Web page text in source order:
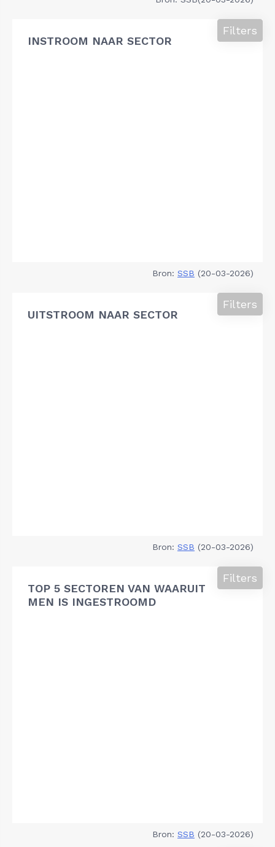
INSTROOM NAAR SECTOR
Filters
Bron: SSB (20-03-2026)
UITSTROOM NAAR SECTOR
Filters
Bron: SSB (20-03-2026)
TOP 5 SECTOREN VAN WAARUIT
MEN IS INGESTROOMD
Filters
Bron: SSB (20-03-2026)